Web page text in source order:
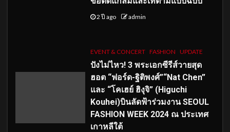
2 ปี ago admin
EVENT & CONCERT FASHION UPDATE
ปังไม่ไหว! 3 พระเอกซีรีส์วายสุด
ฮอต “ฟอร์ด-ฐิติพงศ์”“Nat Chen”
และ “โคเฮย์ ฮิงุจิ” (Higuchi
Kouhei)บินลัดฟ้าร่วมงาน SEOUL
FASHION WEEK 2024 ณ ประเทศ
เกาหลีใต้